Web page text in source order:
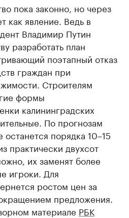
пока законно, но через
как явление. Ведь в
Владимир Путин
разработать план
поэтапный отказ
граждан при
Строителям
формы
калининградских
По прогнозам
порядка 10–15
практически двухсот
их заменят более
игроки. Для
ростом цен за
предложения.
материале РБК